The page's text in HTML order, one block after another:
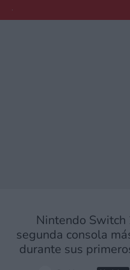
Nintendo Switch
segunda consola
durante sus